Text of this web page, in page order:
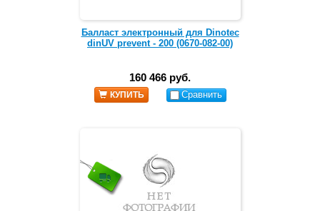
Балласт электронный для Dinotec
dinUV prevent - 200 (0670-082-00)
160 466 руб.
КУПИТЬ Сравнить